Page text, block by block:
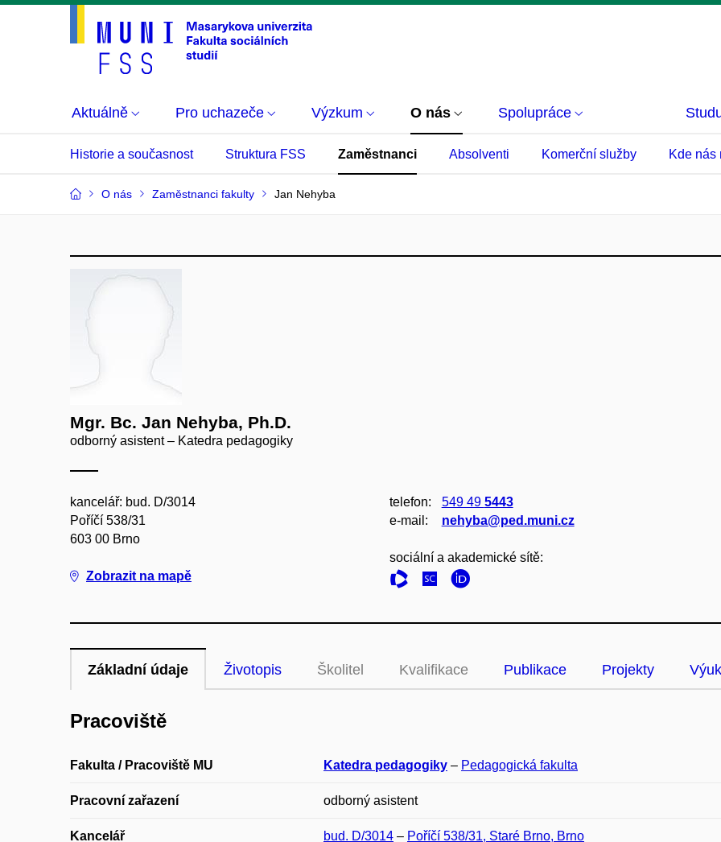
Aktuálně Pro uchazeče Výzkum O nás Spolupráce
Historie a současnost Struktura FSS Zaměstnanci Absolventi Komerční služby Kde nás
O nás Zaměstnanci fakulty Jan Nehyba
Mgr. Bc. Jan Nehyba, Ph.D.
odborný asistent – Katedra pedagogiky
kancelář: bud. D/3014
Poříčí 538/31
603 00 Brno
Zobrazit na mapě
telefon: 549 49 5443
e‑mail:
nehyba@ped.muni.cz
sociální a akademické sítě:
Základní údaje Životopis Školitel Kvalifikace Publikace Projekty
Pracoviště
Fakulta / Pracoviště MU Katedra pedagogiky – Pedagogická fakulta
Pracovní zařazení odborný asistent
Kancelář bud. D/3014 – Poříčí 538/31, Staré Brno, Brno